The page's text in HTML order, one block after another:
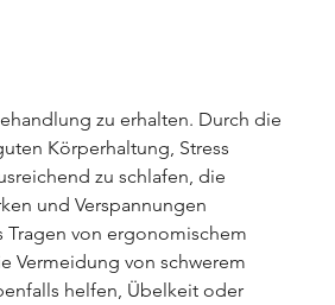
Körperhaltung, Stress
zu schlafen, die
und Verspannungen
Tragen von ergonomischem
Vermeidung von schwerem
helfen, Übelkeit oder